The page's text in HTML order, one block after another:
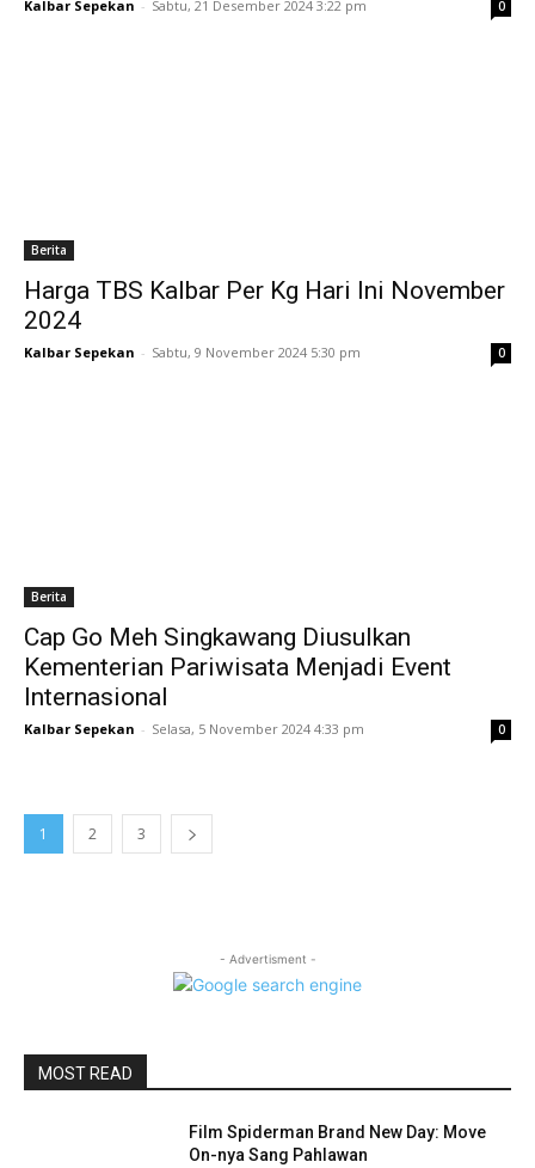
Kalbar Sepekan - Sabtu, 21 Desember 2024 3:22 pm 0
Berita
Harga TBS Kalbar Per Kg Hari Ini November
2024
Kalbar Sepekan - Sabtu, 9 November 2024 5:30 pm 0
Berita
Cap Go Meh Singkawang Diusulkan
Kementerian Pariwisata Menjadi Event
Internasional
Kalbar Sepekan - Selasa, 5 November 2024 4:33 pm 0
1 2 3
- Advertisment -
MOST READ
Film Spiderman Brand New Day: Move
On-nya Sang Pahlawan